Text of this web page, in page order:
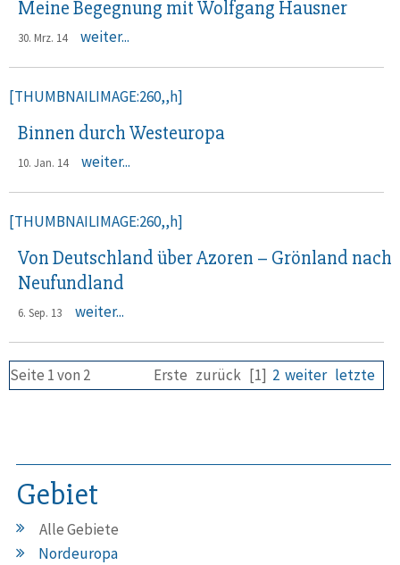
Meine Begegnung mit Wolfgang Hausner
30. Mrz. 14 weiter...
[THUMBNAILIMAGE:260,,h]
Binnen durch Westeuropa
10. Jan. 14 weiter...
[THUMBNAILIMAGE:260,,h]
Von Deutschland über Azoren – Grönland nach
Neufundland
6. Sep. 13 weiter...
Seite 1 von 2 Erste zurück [1] 2 weiter letzte
Gebiet
Alle Gebiete
Nordeuropa